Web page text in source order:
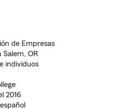
de Empresas
OR
individuos
2016